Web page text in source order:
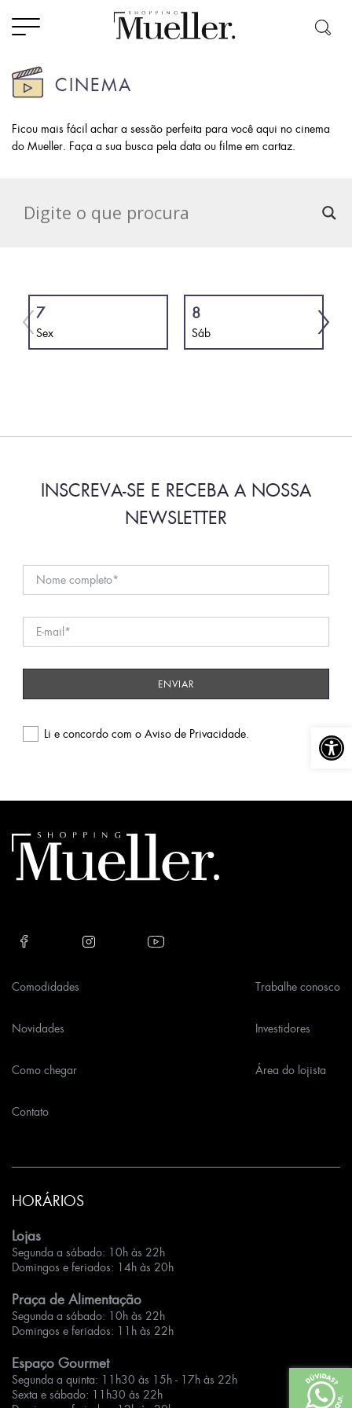
Abrir
CINEMA
Ficou mais fácil achar a sessão perfeita para você aqui no cinema
do Mueller. Faça a sua busca pela data ou filme em cartaz.
7
Sex
8
Sáb
INSCREVA-SE E RECEBA A NOSSA
NEWSLETTER
Li e concordo com o Aviso de Privacidade.
empty.
Comodidades
Novidades
Como chegar
Contato
Trabalhe conosco
Investidores
Área do lojista
HORÁRIOS
Lojas
Segunda a sábado: 10h às 22h
Domingos e feriados: 14h às 20h
Praça de Alimentação
Segunda a sábado: 10h às 22h
Domingos e feriados: 11h às 22h
Espaço Gourmet
Segunda a quinta: 11h30 às 15h - 17h às 22h
Sexta e sábado: 11h30 às 22h